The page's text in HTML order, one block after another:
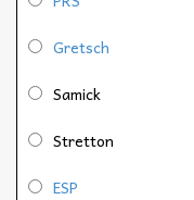
Gretsch
Samick
Stretton
ESP